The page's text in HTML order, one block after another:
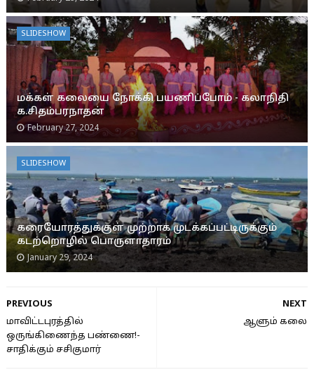
SLIDESHOW
மக்கள் கலையை நோக்கி பயணிப்போம் - கலாநிதி
க.சிதம்பரநாதன்
February 27, 2024
SLIDESHOW
கரையோரத்துக்குள் முற்றாக முடக்கப்பட்டிருக்கும்
கடற்றொழில் பொருளாதாரம்
January 29, 2024
NEXT
ஆளும் கலை
PREVIOUS
மாவிட்டபுரத்தில்
ஒருங்கிணைந்த பண்ணை!-
சாதிக்கும் சசிகுமார்